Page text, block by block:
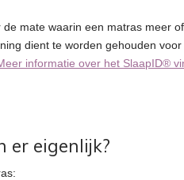
mate waarin een matras meer
dient te worden gehouden voor
informatie over het SlaapID®
er eigenlijk?